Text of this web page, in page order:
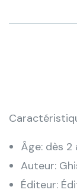
Âge: dès 2
Auteur:
Éditeur: